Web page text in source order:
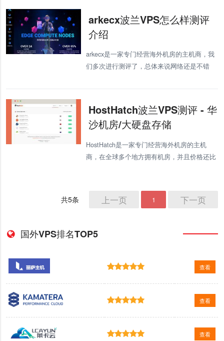
arkecx波兰VPS怎么样测评
介绍
arkecx是一家专门经营海外机房的主机商，我
们多次进行测评了，总体来说网络还是不错
HostHatch波兰VPS测评 - 华
沙机房/大硬盘存储
HostHatch是一家专门经营海外机房的主机
商，在全球多个地方拥有机房，并且价格还比
上一页 1 下一页
共5条
国外VPS排名TOP5
查看
查看
查看